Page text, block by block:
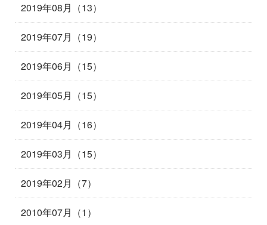
2019年08月（13）
2019年07月（19）
2019年06月（15）
2019年05月（15）
2019年04月（16）
2019年03月（15）
2019年02月（7）
2010年07月（1）